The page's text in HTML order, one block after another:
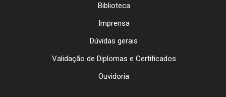
Biblioteca
Imprensa
Dúvidas gerais
Validação de Diplomas e Certificados
Ouvidoria